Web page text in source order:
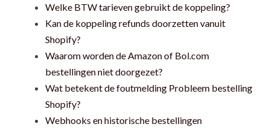
Welke BTW tarieven gebruikt de koppeling?
Kan de koppeling refunds doorzetten vanuit
Shopify?
Waarom worden de Amazon of Bol.com
bestellingen niet doorgezet?
Wat betekent de foutmelding Probleem bestelling
Shopify?
Webhooks en historische bestellingen